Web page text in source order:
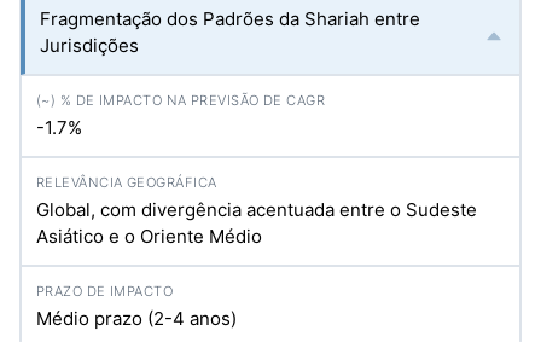
Fragmentação dos Padrões da Shariah entre
Jurisdições
-1.7%
Global, com divergência acentuada entre o Sudeste
Asiático e o Oriente Médio
Médio prazo (2-4 anos)